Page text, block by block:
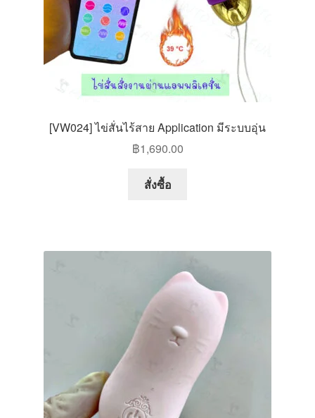
[VW024] ไข่สั่นไร้สาย Application มีระบบอุ่น
฿1,690.00
สั่งซื้อ